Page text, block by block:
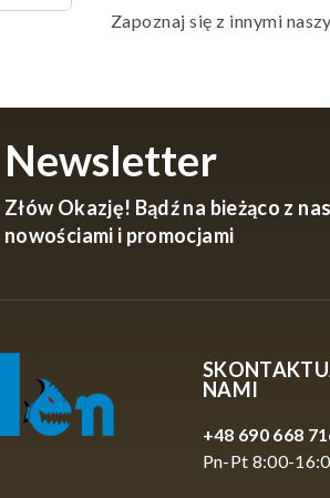
Zapoznaj się z innymi
Newsletter
Złów Okazję! Bądź na bieżąco z
nowościami i promocjami
NAMI
+48 690 668
Pn-Pt 8:00-